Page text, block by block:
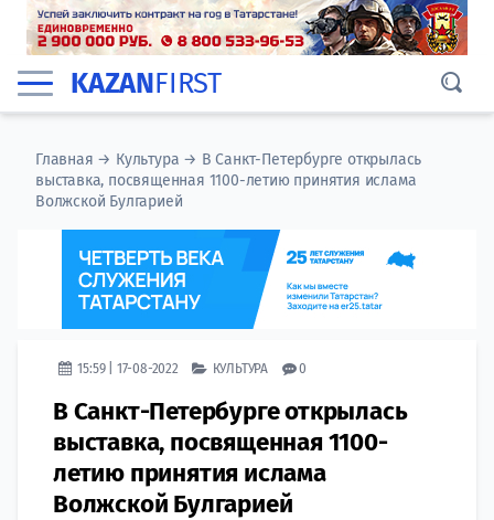
KAZANFIRST
Главная → Культура → В Санкт-Петербурге открылась
выставка, посвященная 1100-летию принятия ислама
Волжской Булгарией
15:59 | 17-08-2022 КУЛЬТУРА 0
В Санкт-Петербурге открылась
выставка, посвященная 1100-
летию принятия ислама
Волжской Булгарией